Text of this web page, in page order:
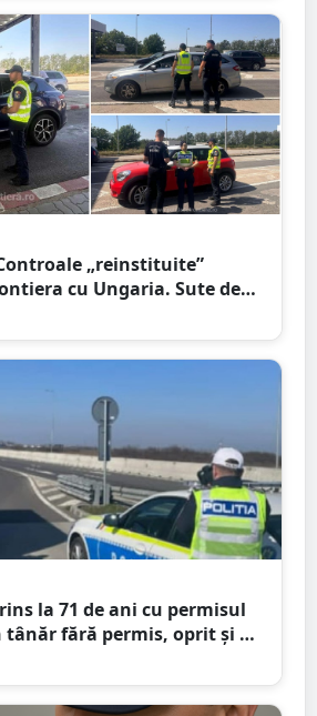
„reinstituite”
cu Ungaria. Sute de
verificate în județul
la 71 de ani cu permisul
tânăr fără permis, oprit și el